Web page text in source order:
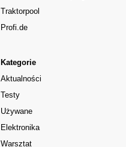
Kategorie
Aktualności
Testy
Używane
Elektronika
Warsztat
Traktorpool
Profi.de